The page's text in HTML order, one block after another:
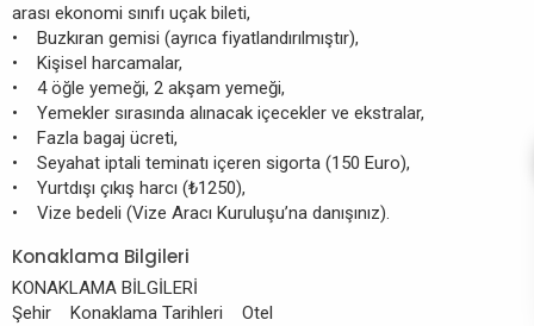
arası ekonomi sınıfı uçak bileti,
• Buzkıran gemisi (ayrıca fiyatlandırılmıştır),
• Kişisel harcamalar,
• 4 öğle yemeği, 2 akşam yemeği,
• Yemekler sırasında alınacak içecekler ve ekstralar,
• Fazla bagaj ücreti,
• Seyahat iptali teminatı içeren sigorta (150 Euro),
• Yurtdışı çıkış harcı (₺1250),
• Vize bedeli (Vize Aracı Kuruluşu’na danışınız).
Konaklama Bilgileri
KONAKLAMA BİLGİLERİ
Şehir Konaklama Tarihleri Otel